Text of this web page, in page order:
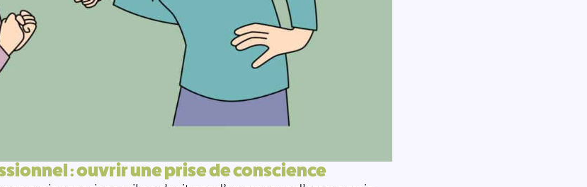
: ouvrir une prise de conscience